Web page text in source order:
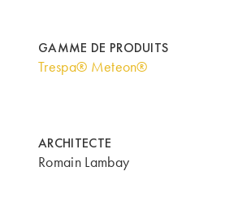
GAMME DE PRODUITS
Trespa® Meteon®
ARCHITECTE
Romain Lambay